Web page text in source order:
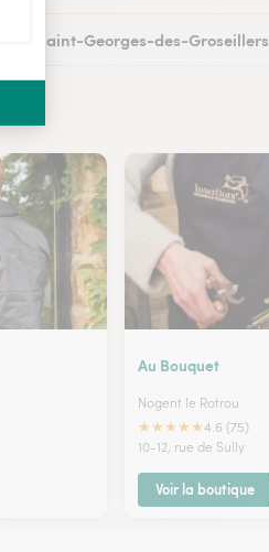
à Saint-Georges-des-Groseillers
Au Bouquet
Nogent le Rotrou
★★★★★4.6 (75)
10-12, rue de Sully
Voir la boutique